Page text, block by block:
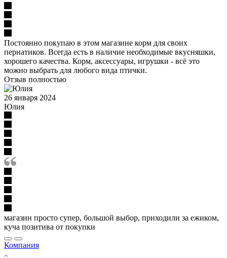
Постоянно покупаю в этом магазине корм для своих
пернатиков. Всегда есть в наличие необходимые вкусняшки,
хорошего качества. Корм, аксессуары, игрушки - всё это
можно выбрать для любого вида птички.
Отзыв полностью
26 января 2024
Юлия
магазин просто супер, большой выбор, приходили за ежиком,
куча позитива от покупки
Компания